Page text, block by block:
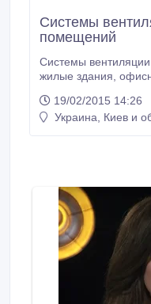
Системы
помещений
Системы
жилые здания, офисные и складские помещения,
цеха. Огромный опыт работы и широкий модельный
ряд оборудования позволяет найти оптимальное
Вашим сотрудникам
создавала приятный
Вы проводите
19/02/2015 14:26
Украина, Киев и